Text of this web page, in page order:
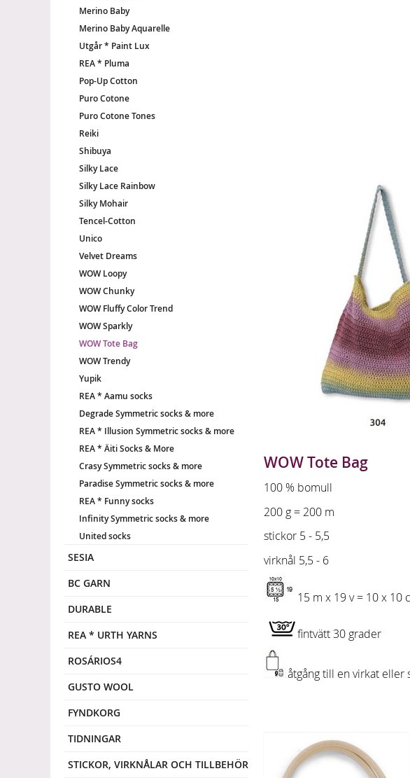
WOW Tote Bag
100 % bomull
200 g = 200 m
stickor 5 - 5,5
virknål 5,5 - 6
15 m x 19 v = 10 x 10
fintvätt 30 grader
åtgång till en virkat eller
Merino Baby
Merino Baby Aquarelle
Utgår * Paint Lux
REA * Pluma
Pop-Up Cotton
Puro Cotone
Puro Cotone Tones
Reiki
Shibuya
Silky Lace
Silky Lace Rainbow
Silky Mohair
Tencel-Cotton
Unico
Velvet Dreams
WOW Loopy
WOW Chunky
WOW Fluffy Color Trend
WOW Sparkly
WOW Tote Bag
WOW Trendy
Yupik
REA * Aamu socks
Degrade Symmetric socks & more
REA * Illusion Symmetric socks & more
REA * Äiti Socks & More
Crasy Symmetric socks & more
Paradise Symmetric socks & more
REA * Funny socks
Infinity Symmetric socks & more
United socks
SESIA
BC GARN
DURABLE
REA * URTH YARNS
ROSÁRIOS4
GUSTO WOOL
FYNDKORG
TIDNINGAR
STICKOR, VIRKNÅLAR OCH TILLBEHÖR